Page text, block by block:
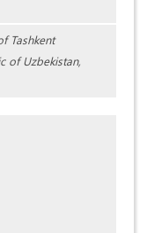
Tashkent
of Uzbekistan,